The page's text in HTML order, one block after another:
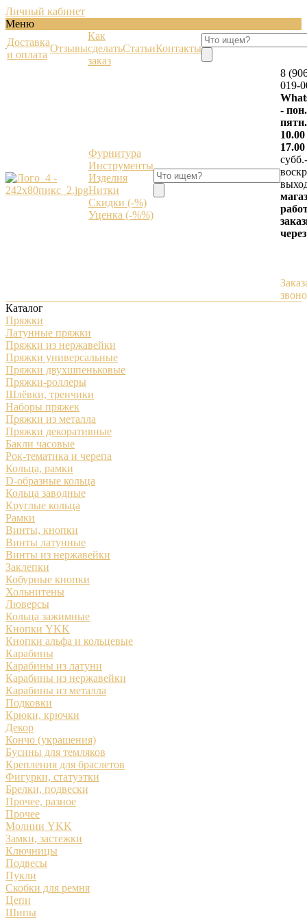
Личный кабинет
Меню
Доставка
и оплата
Отзывы
Как
сделать
заказ
СтатьиКонтакты
Фурнитура
Инструменты
Изделия
Нитки
Скидки (-%)
Уценка (-%%)
8
019-
-
17.00
субб.-
Каталог
Пряжки
Латунные пряжки
Пряжки из нержавейки
Пряжки универсальные
Пряжки двухшпеньковые
Пряжки-роллеры
Шлёвки, тренчики
Наборы пряжек
Пряжки из металла
Пряжки декоративные
Бакли часовые
Рок-тематика и черепа
Кольца, рамки
D-образные кольца
Кольца заводные
Круглые кольца
Рамки
Винты, кнопки
Винты латунные
Винты из нержавейки
Заклепки
Кобурные кнопки
Хольнитены
Люверсы
Кольца зажимные
Кнопки YKK
Кнопки альфа и кольцевые
Карабины
Карабины из латуни
Карабины из нержавейки
Карабины из металла
Подковки
Крюки, крючки
Декор
Кончо (украшения)
Бусины для темляков
Крепления для браслетов
Фигурки, статуэтки
Брелки, подвески
Прочее, разное
Прочее
Молнии YKK
Замки, застежки
Ключницы
Подвесы
Пукли
Скобки для ремня
Цепи
Шипы